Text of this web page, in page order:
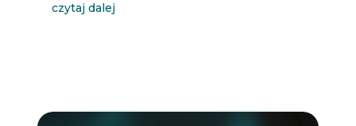
czytaj dalej